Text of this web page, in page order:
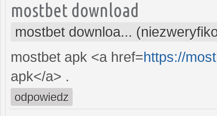
mostbet download
mostbet downloa...
mostbet apk <a href=https://
apk</a> .
odpowiedz